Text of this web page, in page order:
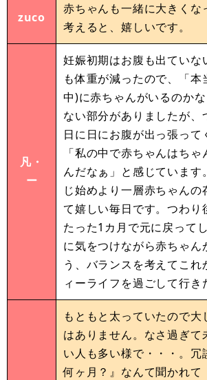
zuco
赤ちゃんも一緒に大きくな
考えると、嬉しいです。
凡・
ー
妊娠初期はお腹も出ていな
も体重が減ったので、「本
中)に赤ちゃんがいるのか
ない部分がありましたが、
日に日にお腹が出っ張って
「私の中で赤ちゃんはち
んだなぁ」と感じています
じ始めより一層赤ちゃんの
て嬉しい毎日です。つわり
たった1カ月で元に戻って
に気をつけながら赤ちゃん
う、バランスを考えてこれ
ィーライフを過ごして行き
もともと太っていたので大
はありません。なさ過ぎて
い人も多い様で・・・。冗
何ヶ月？』なんて聞かれて